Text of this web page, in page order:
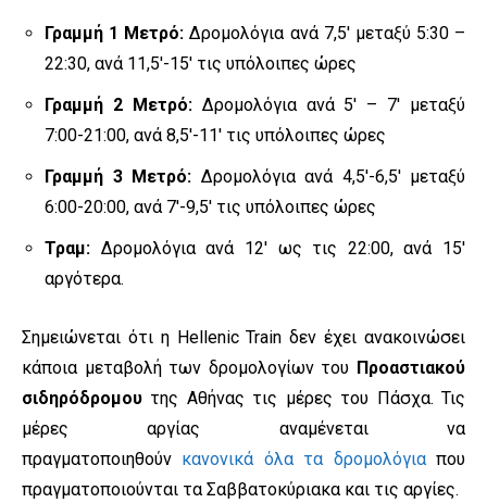
Γραμμή 1 Μετρό: Δρομολόγια ανά 7,5′ μεταξύ 5:30 –
22:30, ανά 11,5′-15′ τις υπόλοιπες ώρες
Γραμμή 2 Μετρό:Δρομολόγια ανά 5′ – 7′ μεταξύ
7:00-21:00, ανά 8,5′-11′ τις υπόλοιπες ώρες
Γραμμή 3 Μετρό: Δρομολόγια ανά 4,5′-6,5′ μεταξύ
6:00-20:00, ανά 7′-9,5′ τις υπόλοιπες ώρες
Τραμ: Δρομολόγια ανά 12′ ως τις 22:00, ανά 15′
αργότερα.
Σημειώνεται ότι η Hellenic Train δεν έχει ανακοινώσει
κάποια μεταβολή των δρομολογίων του Προαστιακού
σιδηρόδρομου της Αθήνας τις μέρες του Πάσχα. Τις
μέρες αργίας αναμένεται να
πραγματοποιηθούν κανονικά όλα τα δρομολόγιαπου
πραγματοποιούνται τα Σαββατοκύριακα και τις αργίες.